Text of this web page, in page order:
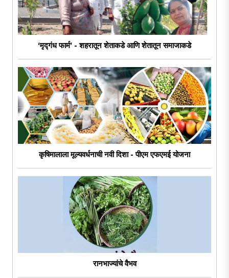
‘मृद्गंध फार्म’ - शहरातून शेताकडे आणि शेतातून समाजाकडे
कृषिमालाला मूल्यवर्धनाची नवी दिशा - पीएम एफएमई योजना
रानभाज्यांचे वैभव